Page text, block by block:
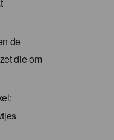
de
die om